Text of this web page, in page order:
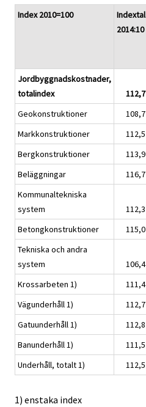
Index 2010=100
Indextal
2014:10
Jordbyggnadskostnader,
totalindex
112,7
Geokonstruktioner
108,7
Markkonstruktioner
112,5
Bergkonstruktioner
113,9
Beläggningar
116,7
Kommunaltekniska
system
112,3
Betongkonstruktioner
115,0
Tekniska och andra
system
106,4
Krossarbeten 1)
111,4
Vägunderhåll 1)
112,7
Gatuunderhåll 1)
112,8
Banunderhåll 1)
111,5
Underhåll, totalt 1)
112,5
1) enstaka index